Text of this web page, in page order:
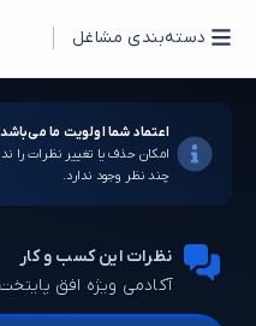
دسته‌بندی مشاغل
اعتماد شما اولویت ما می‌باشد
امکان حذف یا تغییر نظرات را
چند نظر وجود ندارد.
نظرات این کسب و کار
آکادمی ویژه افق پایتخت